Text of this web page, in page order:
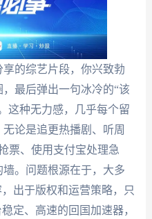
的综艺片段，你兴致勃
最后弹出一句冰冷的“该
这种无力感，几乎每个留
论是追更热播剧、听周
票、使用支付宝处理急
。问题根源在于，大多
出于版权和运营策略，只
定、高速的回国加速器，